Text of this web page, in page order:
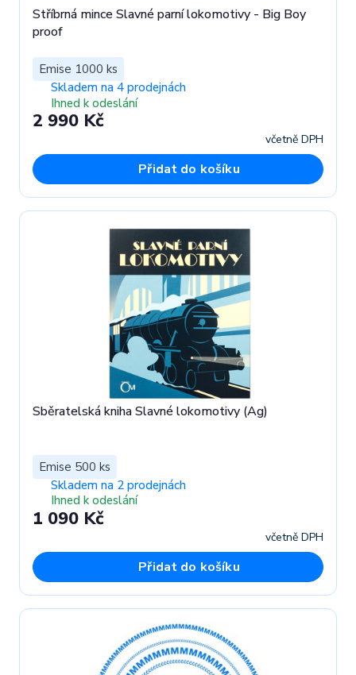
Stříbrná mince Slavné parní lokomotivy - Big Boy
proof
Emise 1000 ks
Skladem na 4 prodejnách
Ihned k odeslání
2 990 Kč
včetně DPH
Přidat do košíku
Sběratelská kniha Slavné lokomotivy (Ag)
Emise 500 ks
Skladem na 2 prodejnách
Ihned k odeslání
1 090 Kč
včetně DPH
Přidat do košíku